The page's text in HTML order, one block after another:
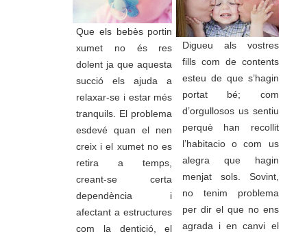
Que els bebès portin
xumet no és res
dolent ja que aquesta
succió els ajuda a
relaxar-se i estar més
tranquils. El problema
esdevé quan el nen
creix i el xumet no es
retira a temps,
creant-se certa
dependència i
afectant a estructures
com la dentició, el
Digueu als vostres
fills com de contents
esteu de que s’hagin
portat bé; com
d’orgullosos us sentiu
perquè han recollit
l’habitacio o com us
alegra que hagin
menjat sols. Sovint,
no tenim problema
per dir el que no ens
agrada i en canvi el